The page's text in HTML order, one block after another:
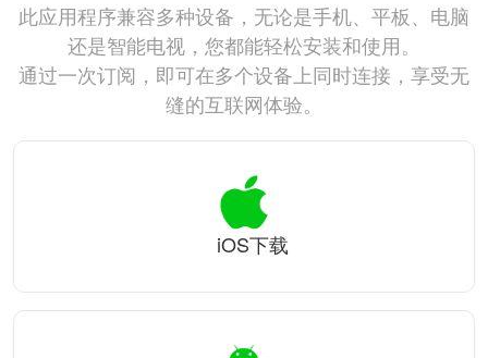
此应用程序兼容多种设备，无论是手机、平板、电脑
还是智能电视，您都能轻松安装和使用。
通过一次订阅，即可在多个设备上同时连接，享受无
缝的互联网体验。
iOS下载